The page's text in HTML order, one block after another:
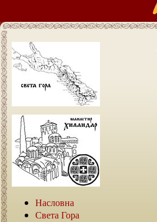
Насловна
Света Гора